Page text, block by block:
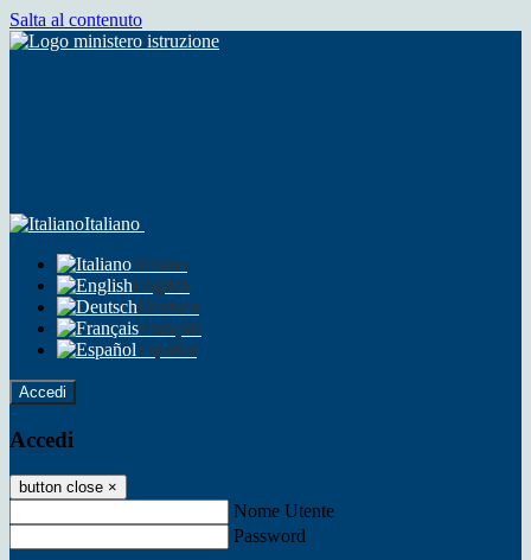
Salta al contenuto
Italiano
Italiano
English
Deutsch
Français
Español
Accedi
Accedi
button close ×
Nome Utente
Password